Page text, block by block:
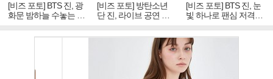
[비즈 포토] BTS 진, 광
화문 밤하늘 수놓는 '비
주얼 킹'의 열창
[비즈 포토] 방탄소년
단 진, 라이브 공연 중
빛나는 독보적 아우라
[비즈 포토] BTS 진, 눈
빛 하나로 팬심 저격…
독보적 카리스마